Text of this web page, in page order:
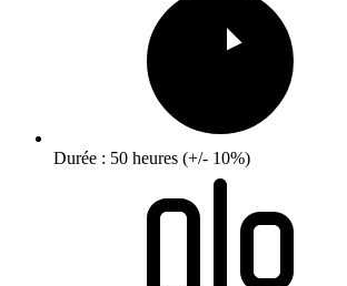
Durée : 50 heures (+/- 10%)